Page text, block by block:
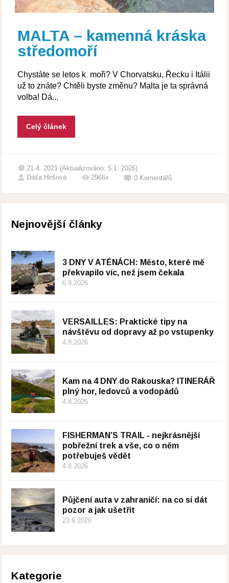
MALTA – kamenná kráska
středomoří
Chystáte se letos k moři? V Chorvatsku, Řecku i Itálii
už to znáte? Chtěli byste změnu? Malta je ta správná
volba! Dá...
Celý článek
21.4. 2021 (Aktualizováno: 5.1. 2026)
Dáša Hiršová
2966x 0 Komentářů
Nejnovější články
3 DNY V ATÉNÁCH: Město, které mě
překvapilo víc, než jsem čekala
6.8.2026
VERSAILLES: Praktické tipy na
návštěvu od dopravy až po vstupenky
4.8.2026
Kam na 4 DNY do Rakouska? ITINERÁŘ
plný hor, ledovců a vodopádů
4.8.2026
FISHERMAN’S TRAIL - nejkrásnější
pobřežní trek a vše, co o něm
potřebuješ vědět
4.8.2026
Půjčení auta v zahraničí: na co si dát
pozor a jak ušetřit
23.6.2026
Kategorie